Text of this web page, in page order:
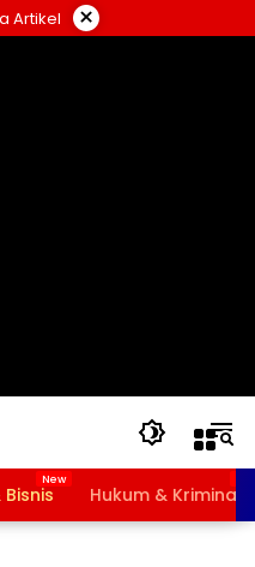
Artikel ×
Bisnis Hukum & Kriminal